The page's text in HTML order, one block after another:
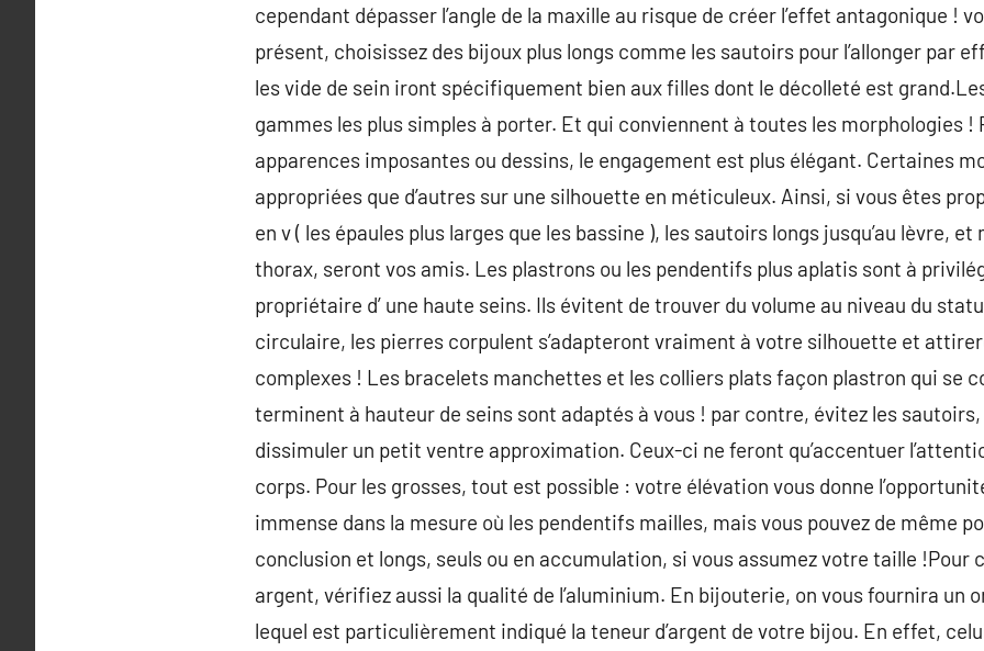
cependant dépasser l’angle de la maxille au risque de créer l’effet antagonique !
présent, choisissez des bijoux plus longs comme les sautoirs pour l’allonger par
les vide de sein iront spécifiquement bien aux filles dont le décolleté est
gammes les plus simples à porter. Et qui conviennent à toutes les morphologies !
apparences imposantes ou dessins, le engagement est plus élégant. Certaines
appropriées que d’autres sur une silhouette en méticuleux. Ainsi, si vous êtes
en v ( les épaules plus larges que les bassine ), les sautoirs longs jusqu’au lèvre,
thorax, seront vos amis. Les plastrons ou les pendentifs plus aplatis sont à
propriétaire d’ une haute seins. Ils évitent de trouver du volume au niveau du
circulaire, les pierres corpulent s’adapteront vraiment à votre silhouette et
complexes ! Les bracelets manchettes et les colliers plats façon plastron qui se
terminent à hauteur de seins sont adaptés à vous ! par contre, évitez les
dissimuler un petit ventre approximation. Ceux-ci ne feront qu’accentuer
corps. Pour les grosses, tout est possible : votre élévation vous donne
immense dans la mesure où les pendentifs mailles, mais vous pouvez de même
conclusion et longs, seuls ou en accumulation, si vous assumez votre taille !Pour
argent, vérifiez aussi la qualité de l’aluminium. En bijouterie, on vous fournira un
lequel est particulièrement indiqué la teneur d’argent de votre bijou. En effet,